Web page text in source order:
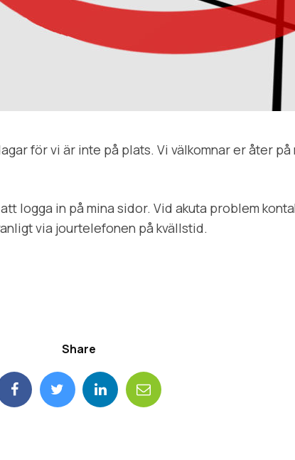
för vi är inte på plats. Vi välkomnar er åter på
logga in på mina sidor. Vid akuta problem
via jourtelefonen på kvällstid.
Share